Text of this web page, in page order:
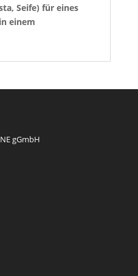
Seife) für eines
einem
gGmbH